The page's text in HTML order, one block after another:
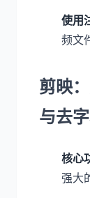
使用
频文
剪映
与去
核心
强大